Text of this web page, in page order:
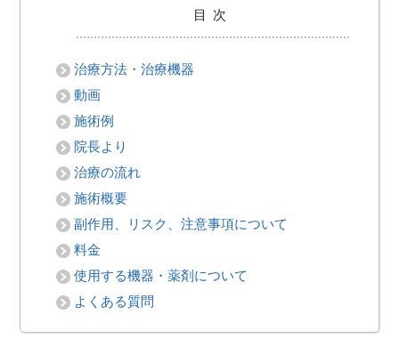
目次
治療方法・治療機器
動画
施術例
院長より
治療の流れ
施術概要
副作用、リスク、注意事項について
料金
使用する機器・薬剤について
よくある質問